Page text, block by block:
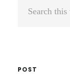
POST